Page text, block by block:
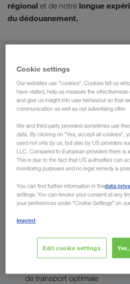
régional et de notre longue
du dédouanement.
Maroc
Vers
Pays
Demander un devis
Vos avantages chez
de transport optimale
Cookie settings
Our websites use "cookies". Cookies tell us
have visited, help us measure the
and give us insight into user behaviour so that
communication as well as our advertising offer.
We and third-party providers sometimes use
data. By clicking on "Yes, accept all cookies",
used not only by us, but also by US providers
LLC. Compared to European providers there is
This is due to the fact that US authorities can
monitoring purposes and no legal remedy is
You can find further information in thedata
settings. You can revoke your consent at any
your preferences under "Cookie Settings" on
Imprint
Edit cookie settings